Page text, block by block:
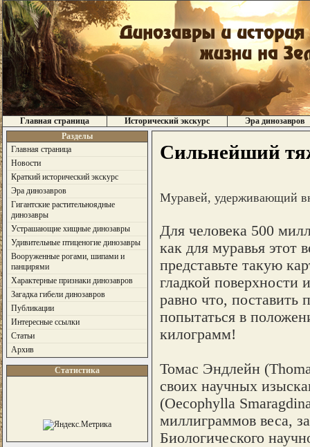
Главная страница Исторический экскурс
Эра динозавров
Разделы
Главная страница
Новости
Краткий исторический экскурс
Эра динозавров
Гигантские растительноядные
динозавры
Устрашающие хищные динозавры
Удивительные птиценогие динозавры
Вооруженные рогами, шипами и
панцирями
Характерные признаки динозавров
Загадка гибели динозавров
Публикации
Интересные ссылки
Статьи
Архив
Статистика
Сильнейший
Муравей, удерживающий
Для человека 500
как для муравья этот
представьте такую
гладкой поверхности
равно что, поставить
попытаться в
килограмм!
Томас Эндлейн
своих научных
(Oecophylla
миллиграммов веса,
Биологического